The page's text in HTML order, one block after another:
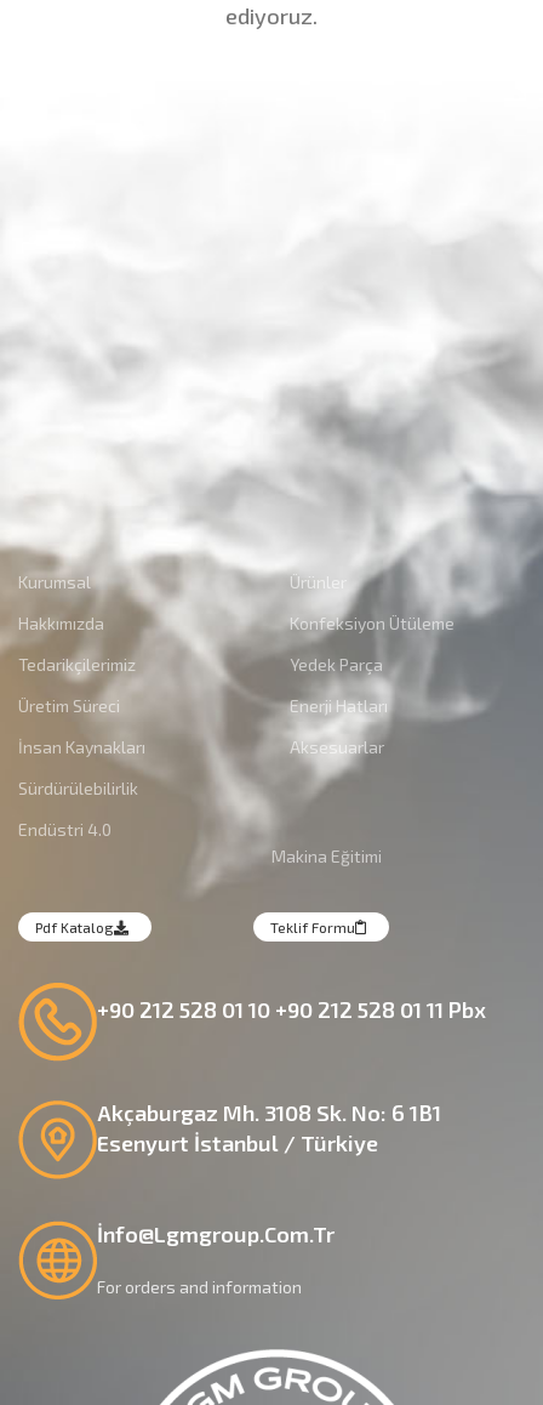
ediyoruz.
Kurumsal
Hakkımızda
Tedarikçilerimiz
Üretim Süreci
İnsan Kaynakları
Sürdürülebilirlik
Endüstri 4.0
Ürünler
Konfeksiyon Ütüleme
Yedek Parça
Enerji Hatları
Aksesuarlar
Makina Eğitimi
Pdf Katalog Teklif Formu
+90 212 528 01 10 +90 212 528 01 11 Pbx
Akçaburgaz Mh. 3108 Sk. No: 6 1B1
Esenyurt İstanbul / Türkiye
İnfo@lgmgroup.com.tr
For orders and information